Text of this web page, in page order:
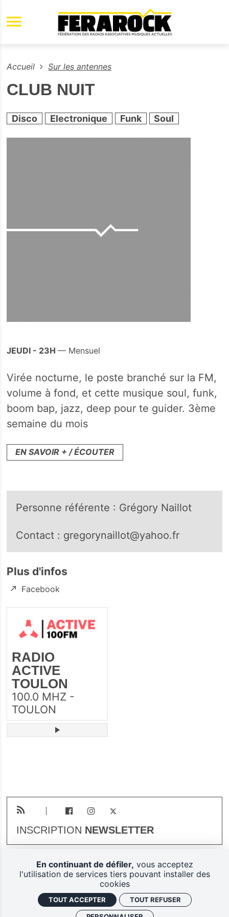
Aller au contenu principal
Accueil Sur les antennes
CLUB NUIT
Disco Electronique Funk Soul
JEUDI - 23H— Mensuel
Virée nocturne, le poste branché sur la FM,
volume à fond, et cette musique soul, funk,
boom bap, jazz, deep pour te guider. 3ème
semaine du mois
EN SAVOIR + / ÉCOUTER
Personne référente : Grégory Naillot
Contact : gregorynaillot@yahoo.fr
Plus d'infos
Facebook
RADIO
ACTIVE
TOULON
100.0 MHZ -
TOULON
INSCRIPTION NEWSLETTER
Plan du site
Mentions légales
Politique de confidentialité
En continuant de défiler, vous acceptez
l'utilisation de services tiers pouvant installer des
cookies
TOUT ACCEPTER TOUT REFUSER